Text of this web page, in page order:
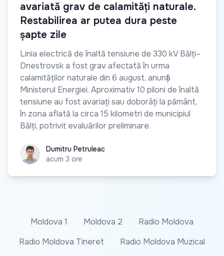
avariată grav de calamități naturale.
Restabilirea ar putea dura peste
șapte zile
Linia electrică de înaltă tensiune de 330 kV Bălți–
Dnestrovsk a fost grav afectată în urma
calamităților naturale din 6 august, anunță
Ministerul Energiei. Aproximativ 10 piloni de înaltă
tensiune au fost avariați sau doborâți la pământ,
în zona aflată la circa 15 kilometri de municipiul
Bălți, potrivit evaluărilor preliminare.
Dumitru Petruleac
Dumitru Petruleac
acum 3 ore
Moldova 1 Moldova 2
Radio Moldova
Radio Moldova Tineret
Radio Moldova Muzical